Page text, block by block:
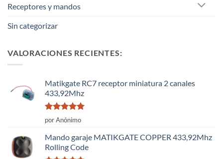
Receptores y mandos
Sin categorizar
VALORACIONES RECIENTES:
Matikgate RC7 receptor miniatura 2 canales
433,92Mhz
Valorado
con
por Anónimo
Mando garaje MATIKGATE COPPER 433,92Mhz
Rolling Code